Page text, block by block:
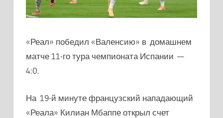
«Реал» победил «Валенсию» в домашнем
матче 11-го тура чемпионата Испании —
4:0.
На 19-й минуте французский нападающий
«Реала» Килиан Мбаппе открыл счет